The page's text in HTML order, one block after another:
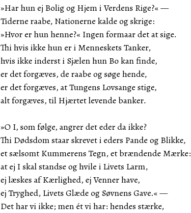
»Har hun ej Bolig og Hjem i Verdens Rige?« —
Tiderne raabe, Nationerne kalde og skrige:
»Hvor er hun henne?« Ingen formaar det at sige.
Thi hvis ikke hun er i Menneskets Tanker,
hvis ikke inderst i Sjælen hun Bo kan finde,
er det forgæves, de raabe og søge hende,
er det forgæves, at Tungens Lovsange stige,
alt forgæves, til Hjærtet levende banker.
»O I, som følge, angrer det eder da ikke?
Thi Dødsdom staar skrevet i eders Pande og Blikke,
et sælsomt Kummerens Tegn, et brændende Mærke:
at ej I skal standse og hvile i Livets Larm,
ej læskes af Kærlighed, ej Venner have,
ej Tryghed, Livets Glæde og Søvnens Gave.« —
Det har vi ikke; men ét vi har: hendes stærke,